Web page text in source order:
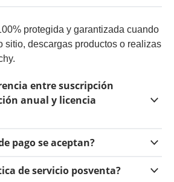
protegida y garantizada cuando
sitio, descargas productos o realizas
entre suscripción
anual y licencia
pago se aceptan?
de servicio posventa?